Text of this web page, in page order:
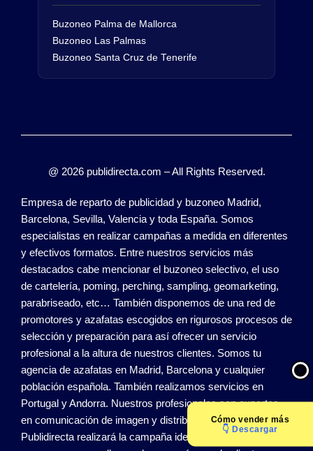
Cómovender más
👇 Descargar
Buzoneo Palma de Mallorca
Buzoneo Las Palmas
Buzoneo Santa Cruz de Tenerife
@ 2026 publidirecta.com – All Rights Reserved.
Empresa de reparto de publicidad y buzoneo Madrid,
Barcelona, Sevilla, Valencia y toda España. Somos
especialistas en realizar campañas a medida en diferentes
y efectivos formatos. Entre nuestros servicios más
destacados cabe mencionar el buzoneo selectivo, el uso
de cartelería, poming, perching, sampling, geomarketing,
parabriseado, etc… También disponemos de una red de
promotores y azafatas escogidos en rigurosos procesos de
selección y preparación para así ofrecer un servicio
profesional a la altura de nuestros clientes. Somos tu
agencia de azafatas en Madrid, Barcelona y cualquier
población española. También realizamos servicios en
Portugal y Andorra. Nuestros profesionales son expertos
en comunicación de imagen y distribución de publicidad.
Publidirecta realizará la campaña ideal que se ajuste a su